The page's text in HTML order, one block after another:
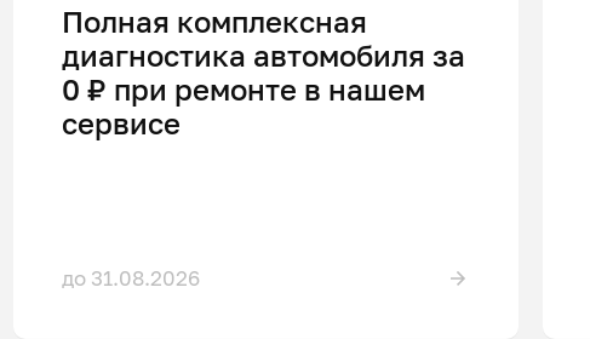
Полная комплексная
диагностика автомобиля за
0 ₽ при ремонте в нашем
сервисе
до 31.08.2026